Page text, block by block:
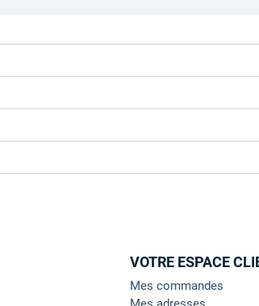
VOTRE ESPACE
Mes commandes